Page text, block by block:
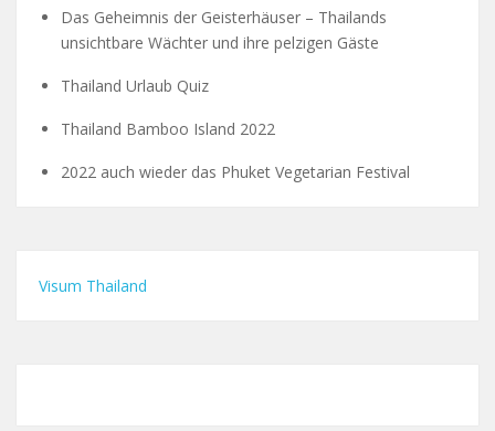
Das Geheimnis der Geisterhäuser – Thailands
unsichtbare Wächter und ihre pelzigen Gäste
Thailand Urlaub Quiz
Thailand Bamboo Island 2022
2022 auch wieder das Phuket Vegetarian Festival
Visum Thailand